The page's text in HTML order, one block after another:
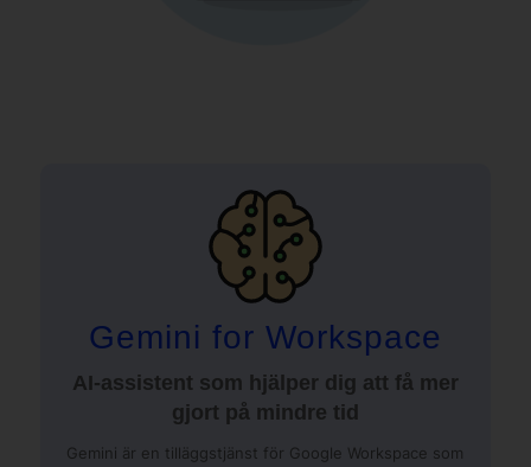
Gemini for Workspace
AI-assistent som hjälper dig att få mer
gjort på mindre tid
Gemini är en tilläggstjänst för Google Workspace som